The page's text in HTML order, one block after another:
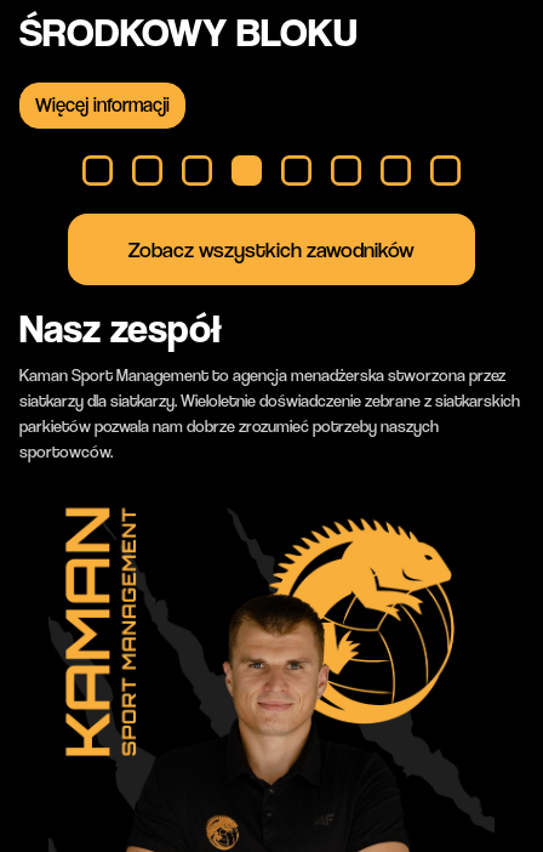
LIBERO
Więcej informacji
ROZGRYWAJĄCY
Więcej informacji
ŚRODKOWY BLOKU
Więcej informacji
ŚRODKOWY BLOKU
Więcej informacji
ŚRODKOWY BLOKU
Więcej informacji
PRZYJMUJĄCY
Więcej informacji
ŚRODKOWY BLOKU
Więcej informacji
LIBERO
Więcej informacji
Zobacz wszystkich zawodników
Nasz zespół
Kaman Sport Management to agencja menadżerska stworzona przez
siatkarzy dla siatkarzy. Wieloletnie doświadczenie zebrane z siatkarskich
parkietów pozwala nam dobrze zrozumieć potrzeby naszych
sportowców.